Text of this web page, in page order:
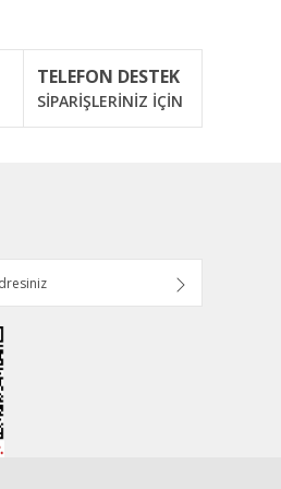
TELEFON DESTEK
SİPARİŞLERİNİZ İÇİN